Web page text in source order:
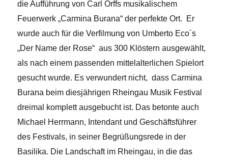
die Aufführung von Carl Orffs musikalischem
Feuerwerk „Carmina Burana“ der perfekte Ort. Er
wurde auch für die Verfilmung von Umberto Eco´s
„Der Name der Rose“ aus 300 Klöstern ausgewählt,
als nach einem passenden mittelalterlichen Spielort
gesucht wurde. Es verwundert nicht, dass Carmina
Burana beim diesjährigen Rheingau Musik Festival
dreimal komplett ausgebucht ist. Das betonte auch
Michael Herrmann, Intendant und Geschäftsführer
des Festivals, in seiner Begrüßungsrede in der
Basilika. Die Landschaft im Rheingau, in die das